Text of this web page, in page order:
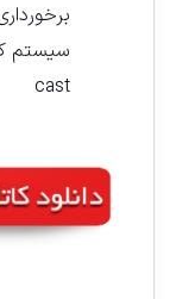
cast